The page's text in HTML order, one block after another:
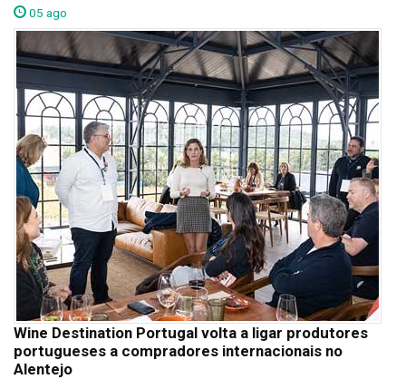
05 ago
Wine Destination Portugal volta a ligar produtores
portugueses a compradores internacionais no
Alentejo